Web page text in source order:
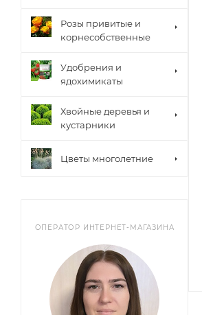
Розы привитые и
корнесобственные
Удобрения и
ядохимикаты
Хвойные деревья и
кустарники
Цветы многолетние
ОПЕРАТОР ИНТЕРНЕТ-МАГАЗИНА